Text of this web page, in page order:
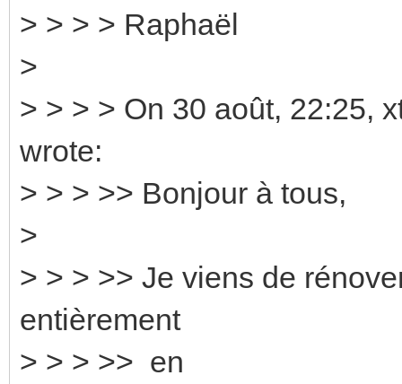
> > > > Raphaël
>
> > > > On 30 août, 22:25,
wrote:
> > > >> Bonjour à tous,
>
> > > >> Je viens de
entièrement
> > > >> en